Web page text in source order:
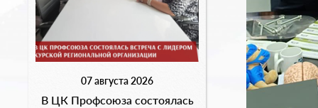
07 августа 2026
В ЦК Профсоюза состоялась